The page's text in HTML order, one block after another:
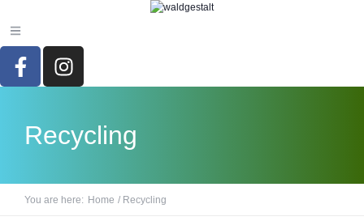
Recycling
You are here: Home / Recycling